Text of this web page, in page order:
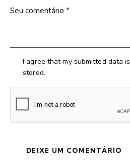
I agree that my submitted data
stored.